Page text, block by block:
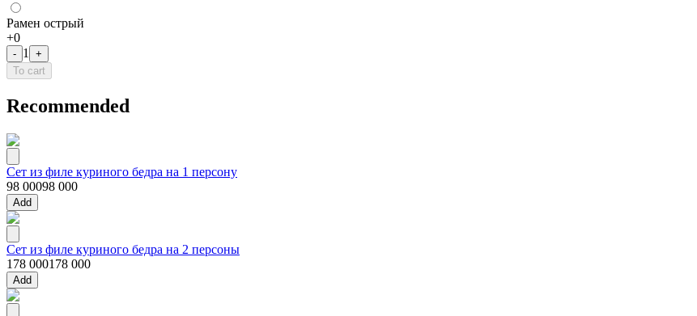
Рамен острый
+0
- 1
+
To cart
Recommended
Сет из филе куриного бедра на 1 персону
98 00098 000
Add
Сет из филе куриного бедра на 2 персоны
178 000178 000
Add